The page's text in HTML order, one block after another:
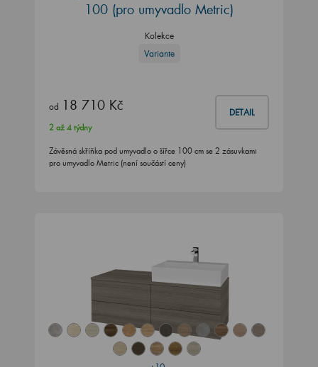
100 (pro umyvadlo Metric)
Kolekce
Variante
od 18 710 Kč DETAIL
2 až 4 týdny
Závěsná skříňka pod umyvadlo o šířce 100 cm se 2 zásuvkami
pro umyvadlo Metric (není součástí ceny)